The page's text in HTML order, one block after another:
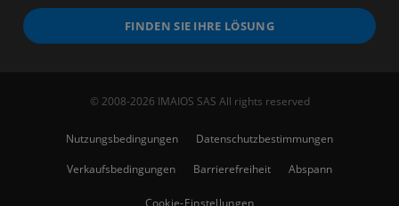
FINDEN SIE IHRE LÖSUNG
© 2008-2026 IMAIOS SAS All rights reserved
Nutzungsbedingungen
Datenschutzbestimmungen
Verkaufsbedingungen
Barrierefreiheit Abspann
Cookie-Einstellungen